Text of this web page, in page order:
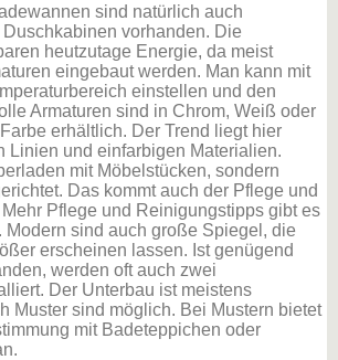
sind natürlich auch
vorhanden. Die
heutzutage Energie, da meist
eingebaut werden. Man kann mit
einstellen und den
Armaturen sind in Chrom, Weiß oder
erhältlich. Der Trend liegt hier
Linien und einfarbigen Materialien.
mit Möbelstücken, sondern
Das kommt auch der Pflege und
Pflege und Reinigungstipps gibt es
Modern sind auch große Spiegel, die
erscheinen lassen. Ist genügend
werden oft auch zwei
Der Unterbau ist meistens
Muster sind möglich. Bei Mustern bietet
mit Badeteppichen oder